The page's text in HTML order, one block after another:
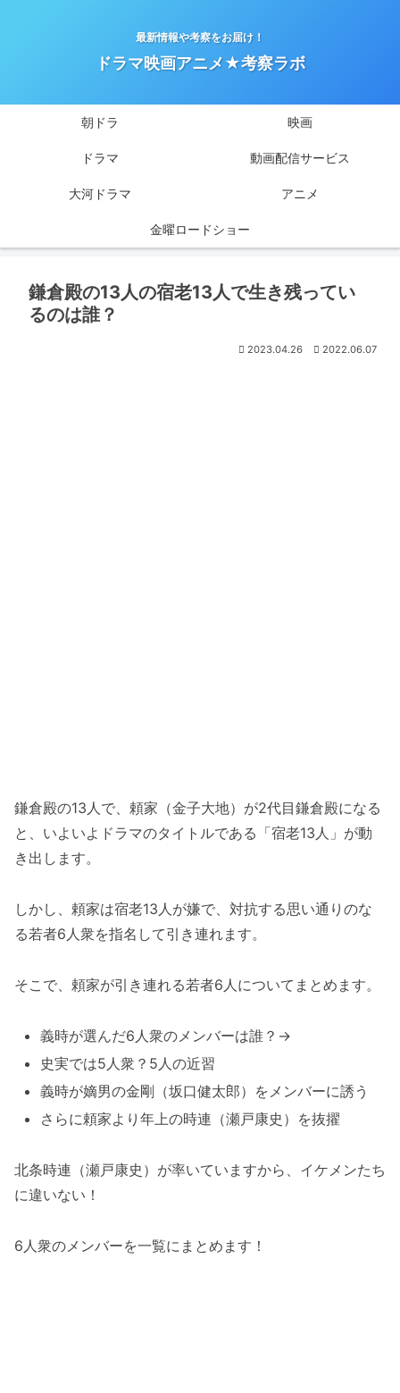
最新情報や考察をお届け！
ドラマ映画アニメ★考察ラボ
朝ドラ 映画
ドラマ 動画配信サービス
大河ドラマ アニメ
金曜ロードショー
鎌倉殿の13人の宿老13人で生き残ってい
るのは誰？
2023.04.26 2022.06.07
鎌倉殿の13人で、頼家（金子大地）が2代目鎌倉殿になる
と、いよいよドラマのタイトルである「宿老13人」が動
き出します。
しかし、頼家は宿老13人が嫌で、対抗する思い通りのな
る若者6人衆を指名して引き連れます。
そこで、頼家が引き連れる若者6人についてまとめます。
義時が選んだ6人衆のメンバーは誰？→
史実では5人衆？5人の近習
義時が嫡男の金剛（坂口健太郎）をメンバーに誘う
さらに頼家より年上の時連（瀬戸康史）を抜擢
北条時連（瀬戸康史）が率いていますから、イケメンたち
に違いない！
6人衆のメンバーを一覧にまとめます！